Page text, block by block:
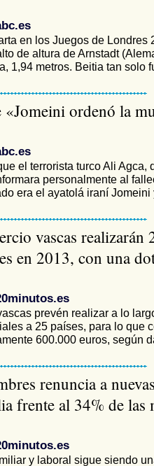
en los Juegos de Londres
de altura de Arnstadt
1,94 metros. Beitia tan solo
ordenó la
el terrorista turco Ali Agca,
personalmente al
era el ayatolá iraní Jomeini
vascas realizarán
en 2013, con una
prevén realizar a lo
a 25 países, para lo que
600.000 euros, según
renuncia a
frente al 34% de las
y laboral sigue siendo